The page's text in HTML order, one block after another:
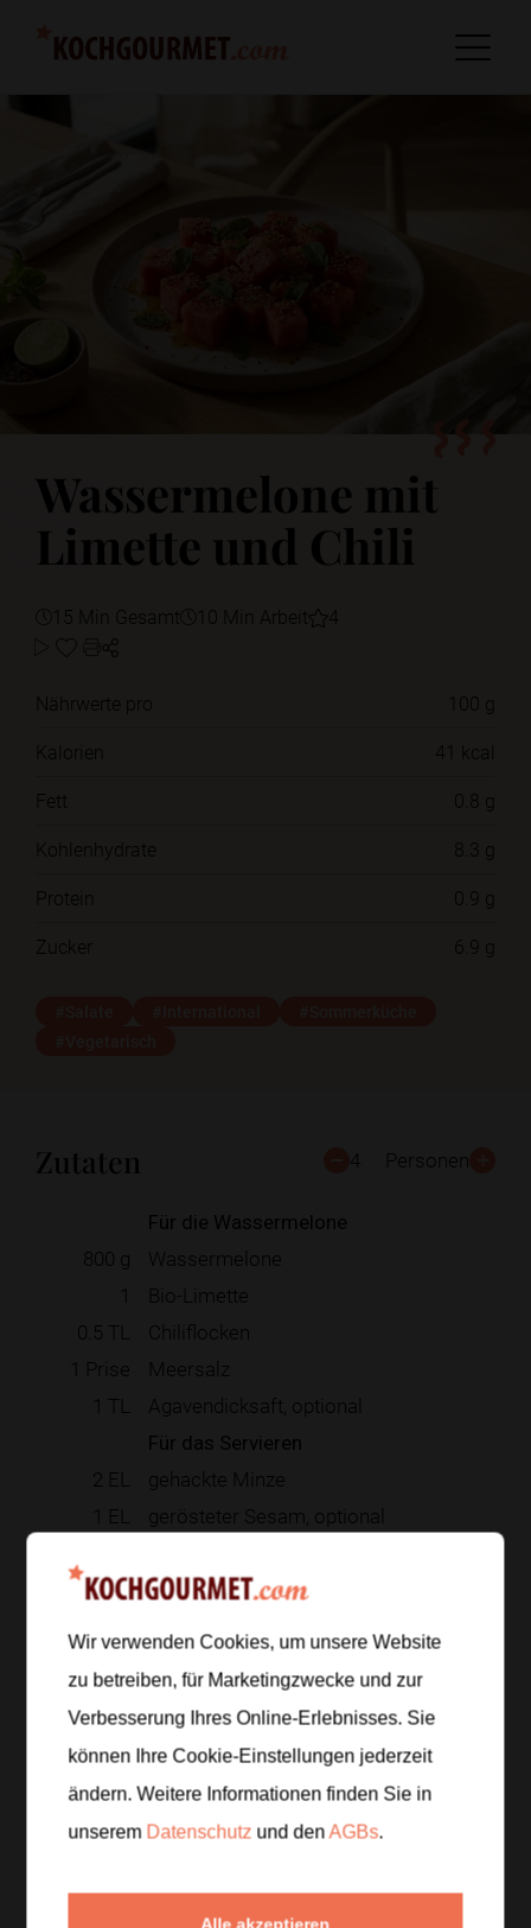
Wassermelone mit
Limette und Chili
15 Min Gesamt 10 Min Arbeit 4
Nährwerte pro
100 g
Kalorien
41 kcal
Fett
0.8 g
Kohlenhydrate
8.3 g
Protein
0.9 g
Zucker
6.9 g
Zutaten 4 Personen
Für die Wassermelone
800 g
Wassermelone
1
Bio-Limette
0.5 TL
Chiliflocken
1 Prise
Meersalz
1 TL Agavendicksaft, optional
Für das Servieren
2 EL
gehackte Minze
1 EL gerösteter Sesam, optional
Zur Einkaufsliste hinzufügen
Zubereitung
Schritt 1 5
Die Wassermelone in Spalten oder mundgerechte
Wir verwenden Cookies, um unsere Website
zu betreiben, für Marketingzwecke und zur
Verbesserung Ihres Online-Erlebnisses. Sie
können Ihre Cookie-Einstellungen jederzeit
ändern. Weitere Informationen finden Sie in
unserem Datenschutz und denAGBs.
Alle akzeptieren